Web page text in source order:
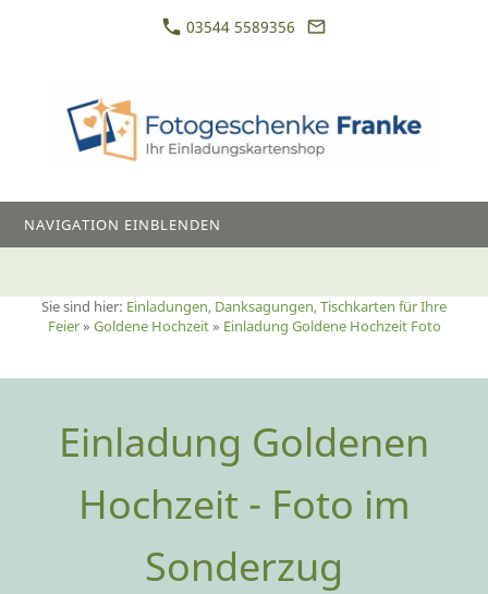
03544 5589356
NAVIGATION EINBLENDEN
Sie sind hier: Einladungen, Danksagungen, Tischkarten für Ihre
Feier» Goldene Hochzeit» Einladung Goldene Hochzeit Foto
Einladung Goldenen
Hochzeit - Foto im
Sonderzug